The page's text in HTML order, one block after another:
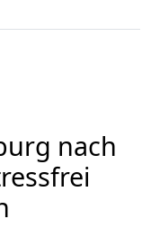
nach